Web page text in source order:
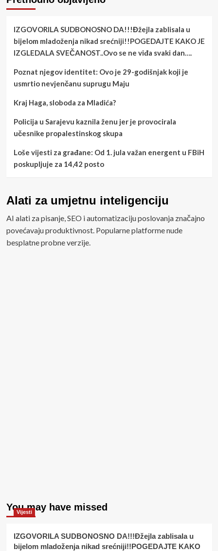
IZGOVORILA SUDBONOSNO DA!!!Đžejla zablisala u
bijelom mladoženja nikad srećniji!!POGEDAJTE KAKO JE
IZGLEDALA SVEČANOST..Ovo se ne viđa svaki dan….
Poznat njegov identitet: Ovo je 29-godišnjak koji je
usmrtio nevjenčanu suprugu Maju
Kraj Haga, sloboda za Mladića?
Policija u Sarajevu kaznila ženu jer je provocirala
učesnike propalestinskog skupa
Loše vijesti za građane: Od 1. jula važan energent u FBiH
poskupljuje za 14,42 posto
Alati za umjetnu inteligenciju
AI alati za pisanje, SEO i automatizaciju poslovanja značajno
povećavaju produktivnost. Popularne platforme nude
besplatne probne verzije.
You may have missed
Vijesti
IZGOVORILA SUDBONOSNO DA!!!Đžejla zablisala u
bijelom mladoženja nikad srećniji!!POGEDAJTE KAKO